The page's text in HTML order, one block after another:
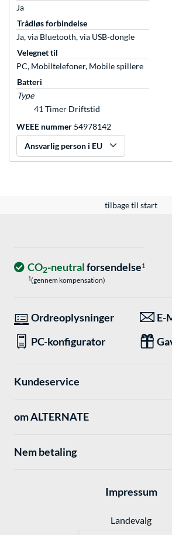
Ja
Trådløs forbindelse
Ja, via Bluetooth, via USB-dongle
Velegnet til
PC, Mobiltelefoner, Mobile spillere
Batteri
Type
41 Timer Driftstid
WEEE nummer 54978142
Ansvarlig person i EU
tilbage til start
CO2-neutralforsendelse1
1(gennem kompensation)
Ordreoplysninger
E-
PC-konfigurator
Kundeservice
om ALTERNATE
Nem betaling
Impressum
Landevalg